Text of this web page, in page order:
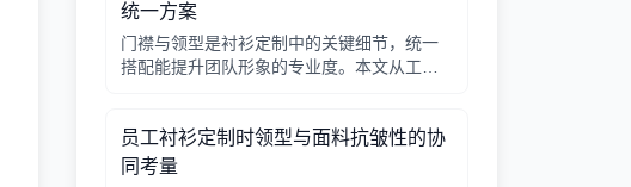
统一方案
门襟与领型是衬衫定制中的关键细节，统一
搭配能提升团队形象的专业度。本文从工艺
决策。
员工衬衫定制时领型与面料抗皱性的协
同考量